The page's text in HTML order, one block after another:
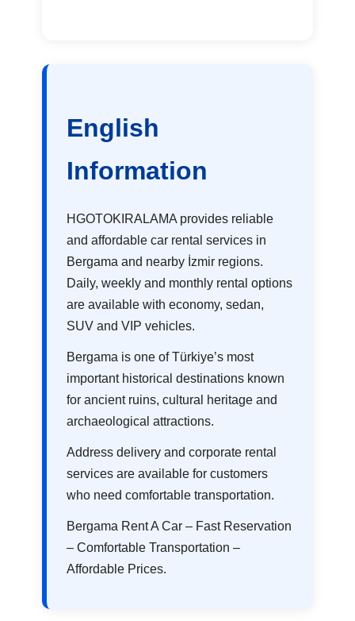
English
Information
HGOTOKIRALAMA provides reliable
and affordable car rental services in
Bergama and nearby İzmir regions.
Daily, weekly and monthly rental options
are available with economy, sedan,
SUV and VIP vehicles.
Bergama is one of Türkiye’s most
important historical destinations known
for ancient ruins, cultural heritage and
archaeological attractions.
Address delivery and corporate rental
services are available for customers
who need comfortable transportation.
Bergama Rent A Car – Fast Reservation
– Comfortable Transportation –
Affordable Prices.